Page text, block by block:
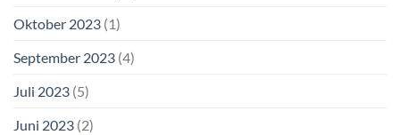
Oktober 2023 (1)
September 2023 (4)
Juli 2023 (5)
Juni 2023 (2)